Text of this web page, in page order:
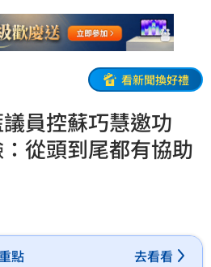
看新聞換好禮
員控蘇巧慧邀功
從頭到尾都有協助
點 去看看